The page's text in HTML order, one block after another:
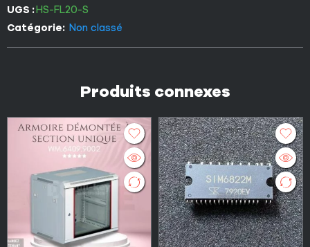
UGS :HS-FL20-S
Catégorie: Non classé
Produits connexes